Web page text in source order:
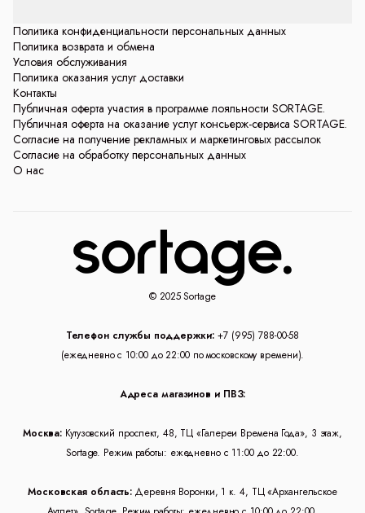
Политика конфиденциальности персональных данных
Политика возврата и обмена
Условия обслуживания
Политика оказания услуг доставки
Контакты
Публичная оферта участия в программе лояльности SORTAGE.
Публичная оферта на оказание услуг консьерж-сервиса SORTAGE.
Согласие на получение рекламных и маркетинговых рассылок
Согласие на обработку персональных данных
О нас
© 2025 Sortage
Телефон службы поддержки: +7 (995) 788-00-58
(ежедневно с 10:00 до 22:00 по московскому времени).
Адреса магазинов и ПВЗ:
Москва: Кутузовский проспект, 48, ТЦ «Галереи Времена Года», 3 этаж,
Sortage. Режим работы: ежедневно с 11:00 до 22:00.
Московская область: Деревня Воронки, 1 к. 4, ТЦ «Архангельское